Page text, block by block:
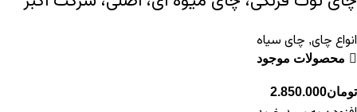
انواع چای, چای سیاه
محصولات موجود
تومان2.850.000